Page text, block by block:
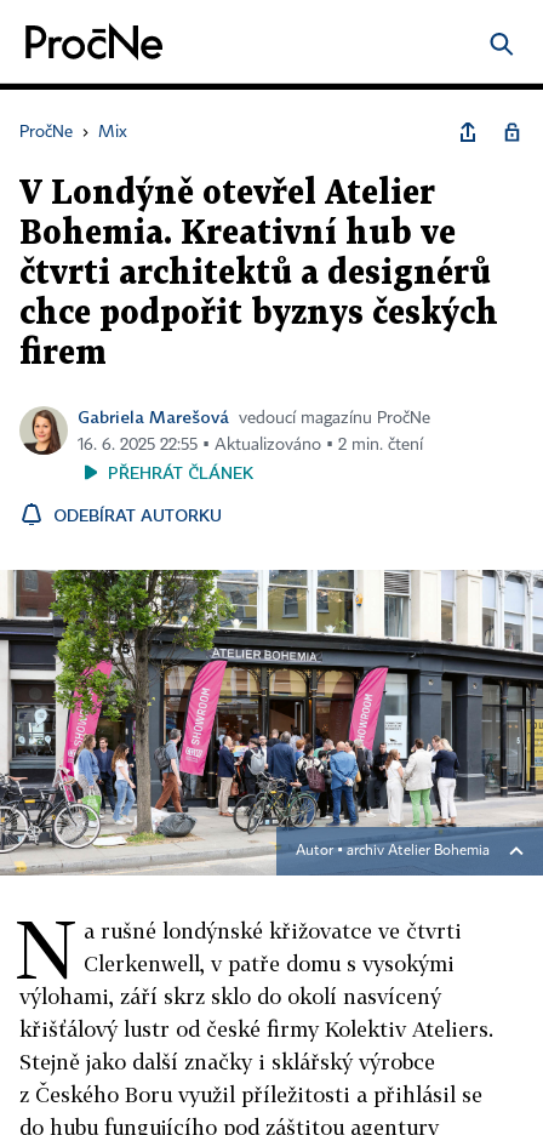
PročNe › Mix
V Londýně otevřel Atelier
Bohemia. Kreativní hub ve
čtvrti architektů a designérů
chce podpořit byznys českých
firem
Gabriela Marešová
vedoucí magazínu PročNe
16. 6. 2025 22:55 ▪ Aktualizováno ▪ 2 min. čtení
PŘEHRÁT ČLÁNEK
ODEBÍRAT AUTORKU
Autor ▪archiv Atelier Bohemia
N a rušné londýnské křižovatce ve čtvrti
Clerkenwell, v patře domu s vysokými
výlohami, září skrz sklo do okolí nasvícený
křišťálový lustr od české firmy Kolektiv Ateliers.
Stejně jako další značky i sklářský výrobce
z Českého Boru využil příležitosti a přihlásil se
do hubu fungujícího pod záštitou agentury